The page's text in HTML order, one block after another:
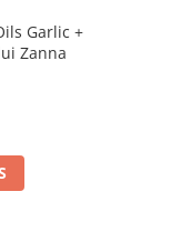
Garlic +
Zanna